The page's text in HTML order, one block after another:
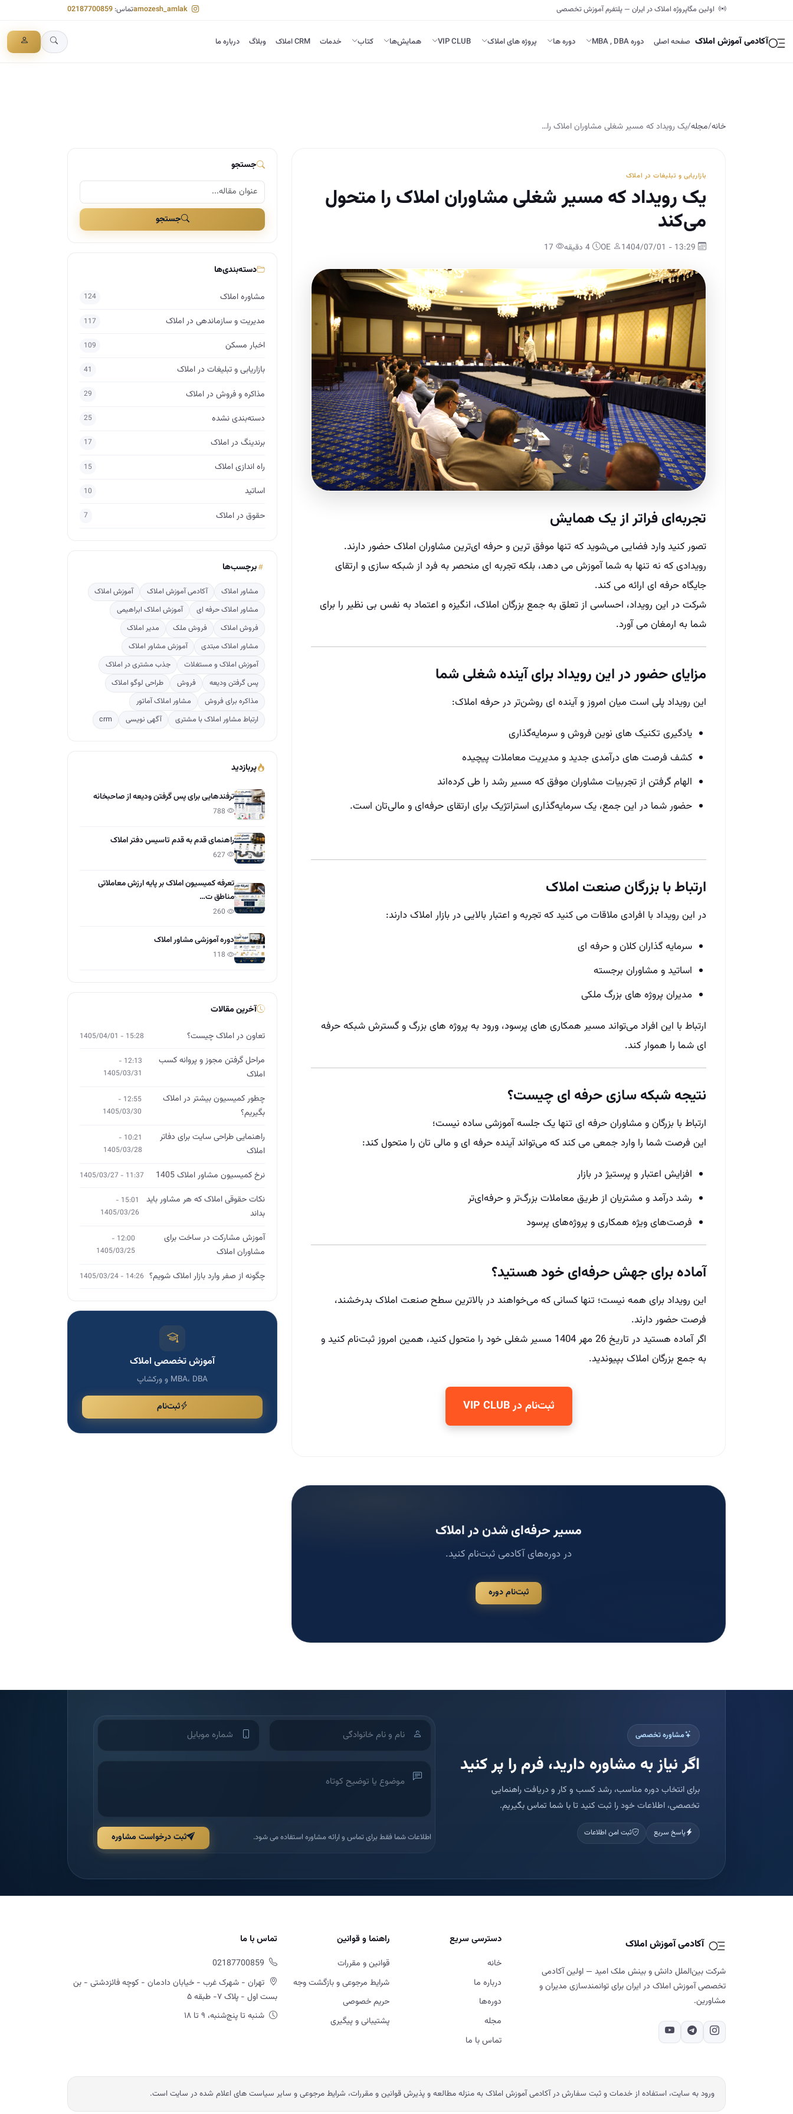
اولین مگاپروژه املاک در ایران — پلتفرم آموزش تخصصی تماس: 02187700859
آکادمی آموزش املاک صفحه اصلی دوره MBA , DBA دوره ها پروژه های املاک VIP CLUB همایش‌ها کتاب خدمات CRM املاک وبلاگ درباره ما
خانه/مجله/یک رویداد که مسیر شغلی مشاوران املاک را…
بازاریابی و تبلیغات در املاک
یک رویداد که مسیر شغلی مشاوران املاک را متحول
می‌کند
تجربه‌ای فراتر از یک همایش
تصور کنید وارد فضایی می‌شوید که تنها موفق‌ ترین و حرفه‌ ای‌ترین مشاوران املاک حضور دارند.
رویدادی که نه تنها به شما آموزش می‌ دهد، بلکه تجربه‌ ای منحصر به فرد از شبکه‌ سازی و ارتقای
جایگاه حرفه‌ ای ارائه می‌ کند.
شرکت در این رویداد، احساسی از تعلق به جمع بزرگان املاک، انگیزه و اعتماد به‌ نفس بی‌ نظیر را برای
شما به ارمغان می‌ آورد.
مزایای حضور در این رویداد برای آینده شغلی شما
این رویداد پلی است میان امروز و آینده‌ ای روشن‌تر در حرفه املاک:
یادگیری تکنیک‌ های نوین فروش و سرمایه‌گذاری
کشف فرصت‌ های درآمدی جدید و مدیریت معاملات پیچیده
الهام گرفتن از تجربیات مشاوران موفق که مسیر رشد را طی کرده‌اند
حضور شما در این جمع، یک سرمایه‌گذاری استراتژیک برای ارتقای حرفه‌ای و مالی‌تان است.
ارتباط با بزرگان صنعت املاک
در این رویداد با افرادی ملاقات می‌ کنید که تجربه و اعتبار بالایی در بازار املاک دارند:
سرمایه‌ گذاران کلان و حرفه‌ ای
اساتید و مشاوران برجسته
مدیران پروژه‌ های بزرگ ملکی
ارتباط با این افراد می‌تواند مسیر همکاری‌ های پرسود، ورود به پروژه‌ های بزرگ و گسترش شبکه حرفه‌
ای شما را هموار کند.
نتیجه شبکه‌ سازی حرفه‌ ای چیست؟
ارتباط با بزرگان و مشاوران حرفه‌ ای تنها یک جلسه آموزشی ساده نیست؛
این فرصت شما را وارد جمعی می‌ کند که می‌تواند آینده حرفه‌ ای و مالی‌ تان را متحول کند:
افزایش اعتبار و پرستیژ در بازار
رشد درآمد و مشتریان از طریق معاملات بزرگ‌تر و حرفه‌ای‌تر
فرصت‌های ویژه همکاری و پروژه‌های پرسود
آماده برای جهش حرفه‌ای خود هستید؟
این رویداد برای همه نیست؛ تنها کسانی که می‌خواهند در بالاترین سطح صنعت املاک بدرخشند،
فرصت حضور دارند.
اگر آماده هستید در تاریخ 26 مهر 1404 مسیر شغلی خود را متحول کنید، همین امروز ثبت‌نام کنید و
به جمع بزرگان املاک بپیوندید.
ثبت‌نام در VIP CLUB
مسیر حرفه‌ای شدن در املاک
در دوره‌های آکادمی ثبت‌نام کنید.
ثبت‌نام دوره
جستجو
جستجو
دسته‌بندی‌ها
مشاوره املاک 124
مدیریت و سازماندهی در املاک 117
اخبار مسکن 109
بازاریابی و تبلیغات در املاک 41
مذاکره و فروش در املاک 29
دسته‌بندی نشده 25
برندینگ در املاک 17
راه اندازی املاک 15
اساتید 10
حقوق در املاک 7
برچسب‌ها
مشاور املاک آکادمی آموزش املاک
آموزش املاک
مشاور املاک حرفه ای
آموزش املاک ابراهیمی
فروش املاک
فروش ملک
مدیر املاک
مشاور املاک مبتدی
آموزش مشاور املاک
آموزش املاک و مستغلات
جذب مشتری در املاک
پس گرفتن ودیعه
فروش
طراحی لوگو املاک
مذاکره برای فروش
مشاور املاک آماتور
ارتباط مشاور املاک با مشتری
آگهی نویسی crm
پربازدید
ترفندهایی برای پس گرفتن ودیعه از صاحبخانه
راهنمای قدم به قدم تاسیس دفتر املاک
تعرفه کمیسیون املاک بر پایه ارزش معاملاتی
مناطق ت…
دوره آموزشی مشاور املاک
آخرین مقالات
تعاون در املاک چیست؟ 15:28 - 1405/04/01
مراحل گرفتن مجوز و پروانه کسب
املاک
12:13 -
1405/03/31
چطور کمیسیون بیشتر در املاک
بگیریم؟
12:55 -
1405/03/30
راهنمایی طراحی سایت برای دفاتر
املاک
10:21 -
1405/03/28
نرخ کمیسیون مشاور املاک 1405 11:37 - 1405/03/27
نکات حقوقی املاک که هر مشاور باید
بداند
15:01 -
1405/03/26
آموزش مشارکت در ساخت برای
مشاوران املاک
12:00 -
1405/03/25
چگونه از صفر وارد بازار املاک شویم؟ 14:26 - 1405/03/24
آموزش تخصصی املاک
MBA، DBA و ورکشاپ
ثبت‌نام
مشاوره تخصصی
اگر نیاز به مشاوره دارید، فرم را پر کنید
برای انتخاب دوره مناسب، رشد کسب و کار و دریافت راهنمایی
تخصصی، اطلاعات خود را ثبت کنید تا با شما تماس بگیریم.
پاسخ سریع ثبت امن اطلاعات اطلاعات شما فقط برای تماس و ارائه مشاوره استفاده می شود. ثبت درخواست مشاوره
آکادمی آموزش املاک
شرکت بین‌الملل دانش و بینش ملک امید — اولین آکادمی
تخصصی آموزش املاک در ایران برای توانمندسازی مدیران و
مشاورین.
دسترسی سریع
خانه
درباره ما
دوره‌ها
مجله
تماس با ما
راهنما و قوانین
قوانین و مقررات
شرایط مرجوعی و بازگشت وجه
حریم خصوصی
پشتیبانی و پیگیری
تماس با ما
02187700859
تهران - شهرک غرب - خیابان دادمان - کوچه فائزدشتی - بن
بست اول - پلاک ۷- طبقه ۵
شنبه تا پنج‌شنبه، ۹ تا ۱۸
ورود به سایت، استفاده از خدمات و ثبت سفارش در آکادمی آموزش املاک به منزله مطالعه و پذیرش قوانین و مقررات، شرایط مرجوعی و سایر سیاست های اعلام شده در سایت است.